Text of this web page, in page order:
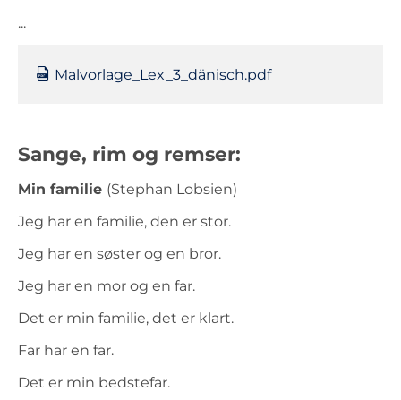
...
Malvorlage_Lex_3_dänisch.pdf
Sange, rim og remser:
Min familie (Stephan Lobsien)
Jeg har en familie, den er stor.
Jeg har en søster og en bror.
Jeg har en mor og en far.
Det er min familie, det er klart.
Far har en far.
Det er min bedstefar.